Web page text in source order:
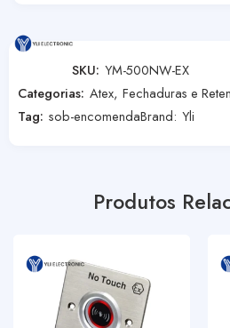
SKU: YM-500NW-EX
Categorias: Atex, Fechaduras e
Tag: sob-encomendaBrand: Yli
Produtos